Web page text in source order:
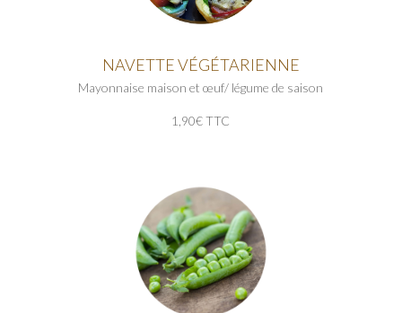
NAVETTE VÉGÉTARIENNE
Mayonnaise maison et œuf/ légume de saison
1,90€ TTC